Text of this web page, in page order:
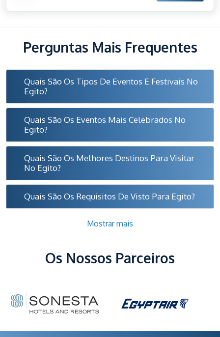
Perguntas Mais Frequentes
Quais São Os Tipos De Eventos E Festivais No
Egito?
Quais São Os Eventos Mais Celebrados No
Egito?
Quais São Os Melhores Destinos Para Visitar
No Egito?
Quais São Os Requisitos De Visto Para Egito?
Mostrar mais
Os Nossos Parceiros